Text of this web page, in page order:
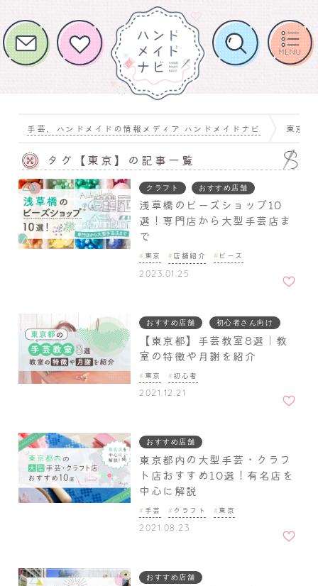
手芸、ハンドメイドの情報メディア ハンドメイドナビ 東京
タグ【東京】の記事一覧
クラフト おすすめ店舗
浅草橋のビーズショップ10
選！専門店から大型手芸店ま
で
東京 店舗紹介 ビーズ
2023.01.25
入りに
おすすめ店舗 初心者さん向け
【東京都】手芸教室8選｜教
室の特徴や月謝を紹介
東京 初心者
2021.12.21
入りに
おすすめ店舗
東京都内の大型手芸・クラフ
ト店おすすめ10選！有名店を
中心に解説
手芸 クラフト 東京
2021.08.23
入りに
おすすめ店舗